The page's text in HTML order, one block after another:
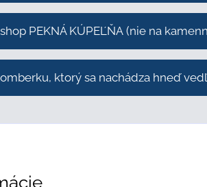
PEKNÁ KÚPEĽŇA (nie na
ktorý sa nachádza hneď